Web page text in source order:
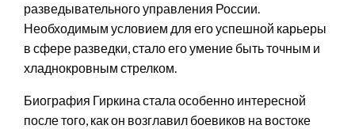
разведывательного управления России.
Необходимым условием для его успешной карьеры
в сфере разведки, стало его умение быть точным и
хладнокровным стрелком.
Биография Гиркина стала особенно интересной
после того, как он возглавил боевиков на востоке